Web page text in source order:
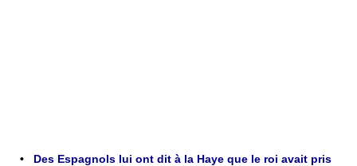
• Des Espagnols lui ont dit à la Haye que le roi avait pris